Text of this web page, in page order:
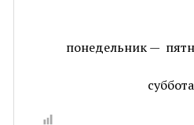
понедельник —